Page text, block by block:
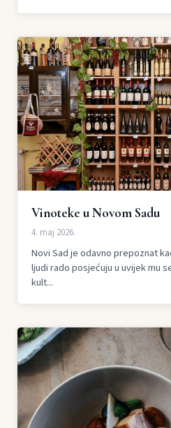
Vinoteke u Novom Sadu
4. maj 2026.
Novi Sad je odavno prepoznat
ljudi rado posjećuju u uvijek mu
kult...